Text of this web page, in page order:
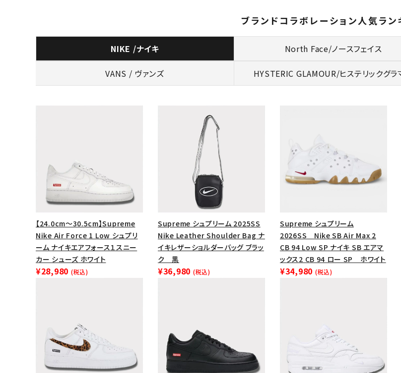
ブランドコラボレーション人気ラン
NIKE /ナイキ North Face/ノースフェイス
VANS / ヴァンズ HYSTERIC GLAMOUR/ヒステリックグラ
【24.0cm～30.5cm】Supreme
Nike Air Force 1 Low シュプリ
ーム ナイキエアフォース１スニー
カー シューズ ホワイト
¥28,980 (税込)
Supreme シュプリーム 2025SS
Nike Leather Shoulder Bag ナ
イキレザーショルダーバッグ ブラッ
ク 黒
¥36,980 (税込)
Supreme シュプリーム
2026SS Nike SB Air Max 2
CB 94 Low SP ナイキ SB エアマ
ックス2 CB 94 ロー SP ホワイト
¥34,980 (税込)